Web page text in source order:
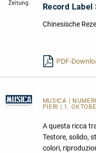
Record Label
Chinesische
PDF-
MUSICA
|
PIERI | 1.
A questa ricca
Testore, solido,
colori,